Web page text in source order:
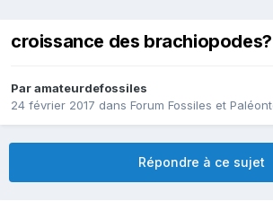
croissance des brachiopodes?
Paramateurdefossiles
24 février 2017 dans Forum Fossiles et
Répondre à ce sujet